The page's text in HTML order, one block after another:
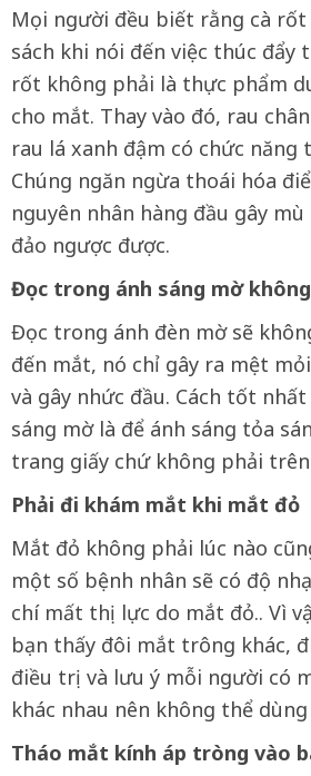
Mọi người đều biết rằng cà
sách khi nói đến việc thúc đẩy
rốt không phải là thực phẩm
cho mắt. Thay vào đó, rau
rau lá xanh đậm có chức năng
Chúng ngăn ngừa thoái hóa
nguyên nhân hàng đầu gây
đảo ngược được.
Đọc trong ánh sáng mờ
Đọc trong ánh đèn mờ sẽ
đến mắt, nó chỉ gây ra mệt
và gây nhức đầu. Cách tốt
sáng mờ là để ánh sáng tỏa
trang giấy chứ không phải trên
Phải đi khám mắt khi mắt đỏ
Mắt đỏ không phải lúc nào
một số bệnh nhân sẽ có độ
chí mất thị lực do mắt đỏ.. Vì
bạn thấy đôi mắt trông khác,
điều trị và lưu ý mỗi người có
khác nhau nên không thể
Tháo mắt kính áp tròng vào